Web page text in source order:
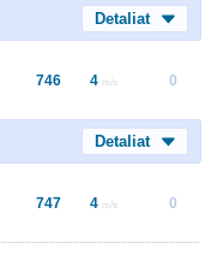
Detaliat
746 4 m/s 0
Detaliat
747 4 m/s 0